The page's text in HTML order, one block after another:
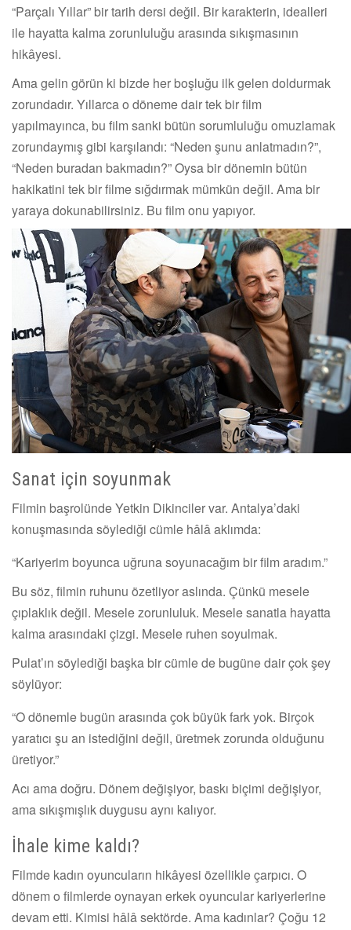
“Parçalı Yıllar” bir tarih dersi değil. Bir karakterin, idealleri
ile hayatta kalma zorunluluğu arasında sıkışmasının
hikâyesi.
Ama gelin görün ki bizde her boşluğu ilk gelen doldurmak
zorundadır. Yıllarca o döneme dair tek bir film
yapılmayınca, bu film sanki bütün sorumluluğu omuzlamak
zorundaymış gibi karşılandı: “Neden şunu anlatmadın?”,
“Neden buradan bakmadın?” Oysa bir dönemin bütün
hakikatini tek bir filme sığdırmak mümkün değil. Ama bir
yaraya dokunabilirsiniz. Bu film onu yapıyor.
Sanat için soyunmak
Filmin başrolünde Yetkin Dikinciler var. Antalya’daki
konuşmasında söylediği cümle hâlâ aklımda:
“Kariyerim boyunca uğruna soyunacağım bir film aradım.”
Bu söz, filmin ruhunu özetliyor aslında. Çünkü mesele
çıplaklık değil. Mesele zorunluluk. Mesele sanatla hayatta
kalma arasındaki çizgi. Mesele ruhen soyulmak.
Pulat’ın söylediği başka bir cümle de bugüne dair çok şey
söylüyor:
“O dönemle bugün arasında çok büyük fark yok. Birçok
yaratıcı şu an istediğini değil, üretmek zorunda olduğunu
üretiyor.”
Acı ama doğru. Dönem değişiyor, baskı biçimi değişiyor,
ama sıkışmışlık duygusu aynı kalıyor.
İhale kime kaldı?
Filmde kadın oyuncuların hikâyesi özellikle çarpıcı. O
dönem o filmlerde oynayan erkek oyuncular kariyerlerine
devam etti. Kimisi hâlâ sektörde. Ama kadınlar? Çoğu 12